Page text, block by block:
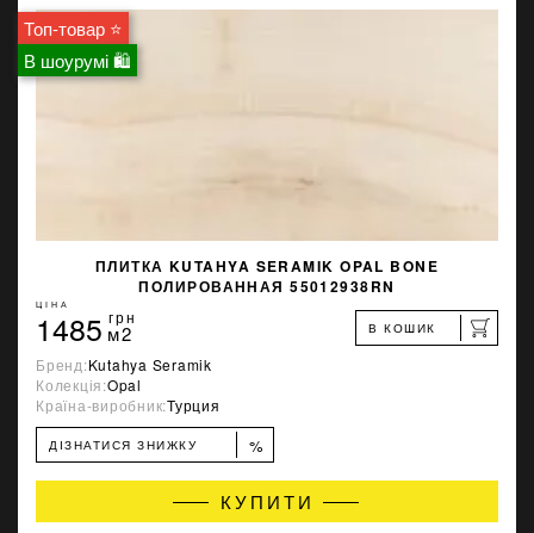
Топ-товар ⭐
В шоурумі 🛍
ПЛИТКА KUTAHYA SERAMIK OPAL BONE
ПОЛИРОВАННАЯ 55012938RN
ЦІНА
1485 грн
м2 В КОШИК
Бренд:Kutahya Seramik
Колекція:Opal
Країна-виробник:Турция
ДІЗНАТИСЯ ЗНИЖКУ %
КУПИТИ